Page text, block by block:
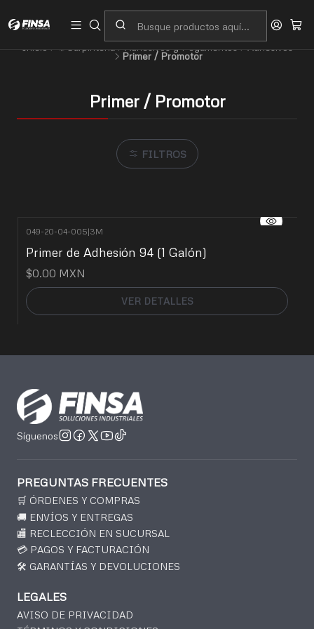
Primer / Promotor
Primer / Promotor
FILTROS
049-20-04-005|3M
Primer de Adhesión 94 (1 Galón)
$0.00 MXN
VER DETALLES
Síguenos
PREGUNTAS FRECUENTES
🛒 ÓRDENES Y COMPRAS
🚚 ENVÍOS Y ENTREGAS
🏬 RECLECCIÓN EN SUCURSAL
💳 PAGOS Y FACTURACIÓN
🛠️ GARANTÍAS Y DEVOLUCIONES
LEGALES
AVISO DE PRIVACIDAD